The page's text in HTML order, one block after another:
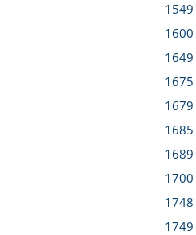
1549
1600
1649
1675
1679
1685
1689
1700
1748
1749